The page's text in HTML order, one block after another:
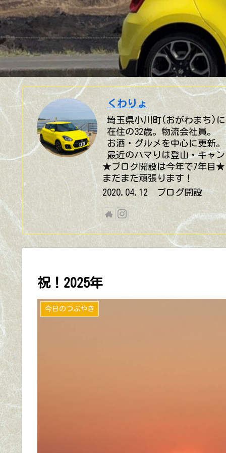
くわりょ
埼玉県小川町(おがわまち)に
在住の32歳。物流会社員。
お酒・グルメを中心に更新。
最近のハマりは登山・キャ
★ブログ開設は今年で7年目★
まだまだ頑張ります！
2020.04.12 ブログ開設
祝！2025年
今日のつぶやき